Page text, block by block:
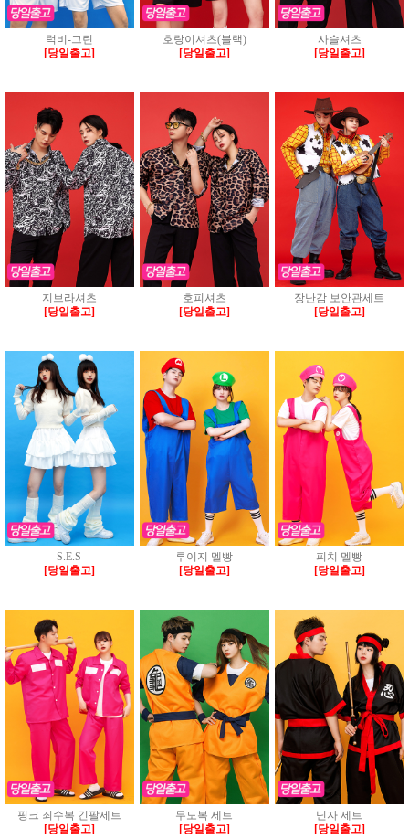
럭비-그린
[당일출고]
호랑이셔츠(블랙)
[당일출고]
사슬셔츠
[당일출고]
지브라셔츠
[당일출고]
호피셔츠
[당일출고]
장난감 보안관세트
[당일출고]
S.E.S
[당일출고]
루이지 멜빵
[당일출고]
피치 멜빵
[당일출고]
핑크 죄수복 긴팔세트
[당일출고]
무도복 세트
[당일출고]
닌자 세트
[당일출고]